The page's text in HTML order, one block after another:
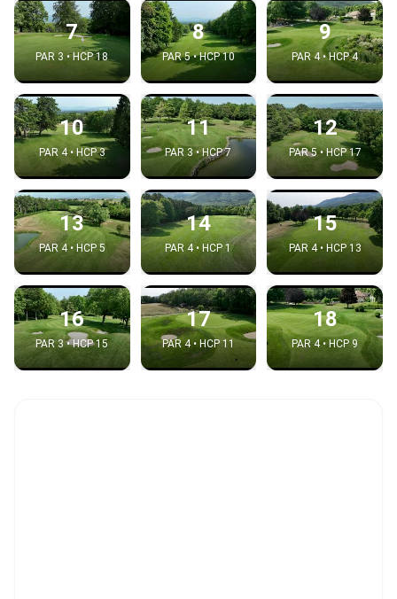
7
PAR 3 • HCP 18
8
PAR 5 • HCP 10
9
PAR 4 • HCP 4
10
PAR 4 • HCP 3
11
PAR 3 • HCP 7
12
PAR 5 • HCP 17
13
PAR 4 • HCP 5
14
PAR 4 • HCP 1
15
PAR 4 • HCP 13
16
PAR 3 • HCP 15
17
PAR 4 • HCP 11
18
PAR 4 • HCP 9